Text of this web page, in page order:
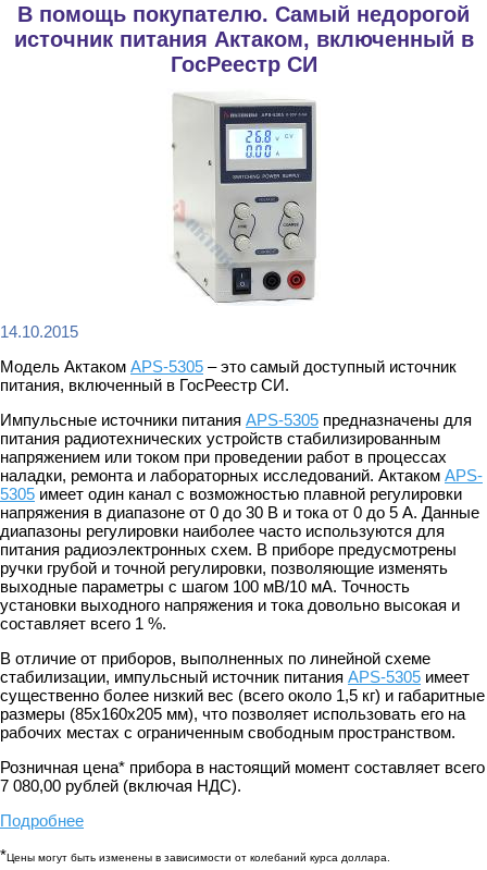
В помощь покупателю. Самый недорогой
источник питания Актаком, включенный в
ГосРеестр СИ
14.10.2015
Модель Актаком APS-5305 – это самый доступный источник
питания, включенный в ГосРеестр СИ.
Импульсные источники питания APS-5305 предназначены для
питания радиотехнических устройств стабилизированным
напряжением или током при проведении работ в процессах
наладки, ремонта и лабораторных исследований. Актаком APS-
5305 имеет один канал с возможностью плавной регулировки
напряжения в диапазоне от 0 до 30 В и тока от 0 до 5 А. Данные
диапазоны регулировки наиболее часто используются для
питания радиоэлектронных схем. В приборе предусмотрены
ручки грубой и точной регулировки, позволяющие изменять
выходные параметры с шагом 100 мВ/10 мА. Точность
установки выходного напряжения и тока довольно высокая и
составляет всего 1 %.
В отличие от приборов, выполненных по линейной схеме
стабилизации, импульсный источник питания APS-5305 имеет
существенно более низкий вес (всего около 1,5 кг) и габаритные
размеры (85х160х205 мм), что позволяет использовать его на
рабочих местах с ограниченным свободным пространством.
Розничная цена* прибора в настоящий момент составляет всего
7 080,00 рублей (включая НДС).
Подробнее
*Цены могут быть изменены в зависимости от колебаний курса доллара.